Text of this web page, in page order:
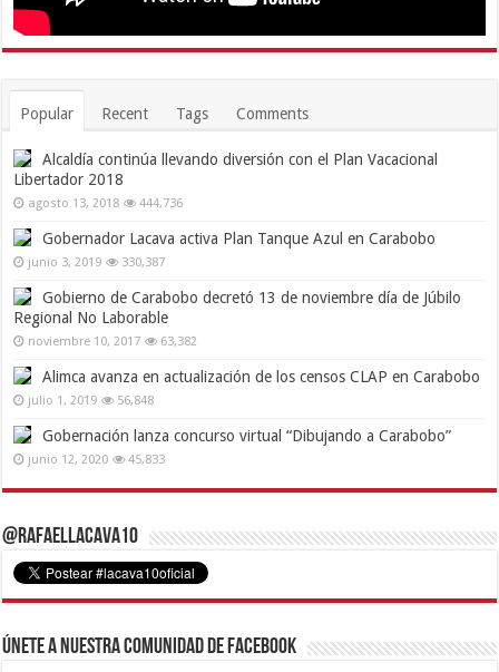
Popular Recent Tags Comments
Alcaldía continúa llevando diversión con el Plan Vacacional
Libertador 2018
agosto 13, 2018 444,736
Gobernador Lacava activa Plan Tanque Azul en Carabobo
junio 3, 2019 330,387
Gobierno de Carabobo decretó 13 de noviembre día de Júbilo
Regional No Laborable
noviembre 10, 2017 63,382
Alimca avanza en actualización de los censos CLAP en Carabobo
julio 1, 2019 56,848
Gobernación lanza concurso virtual “Dibujando a Carabobo”
junio 12, 2020 45,833
@RafaelLacava10
Únete a nuestra comunidad de Facebook